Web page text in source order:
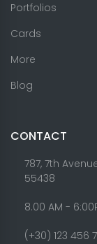
Portfolios
Cards
More
Blog
CONTACT
787, 7th
55438
8.00 AM -
(+30) 123 456